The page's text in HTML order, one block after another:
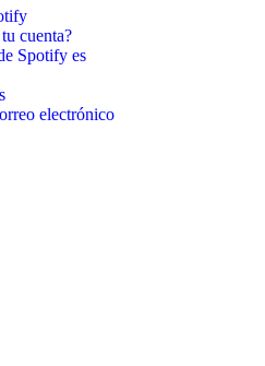
cuenta?
Spotify es
electrónico